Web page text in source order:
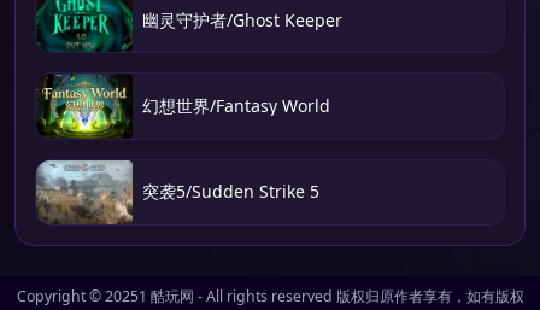
幽灵守护者/Ghost Keeper
幻想世界/Fantasy World
突袭5/Sudden Strike 5
Copyright © 20251 酷玩网 - All rights reserved 版权归原作者享有，如有版权